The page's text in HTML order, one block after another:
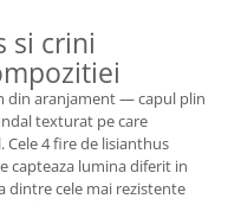
si crini
din aranjament — capul plin
texturat pe care
Cele 4 fire de lisianthus
capteaza lumina diferit in
cele mai rezistente